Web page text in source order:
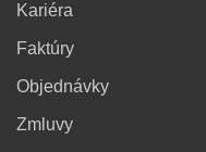
Kariéra
Faktúry
Objednávky
Zmluvy